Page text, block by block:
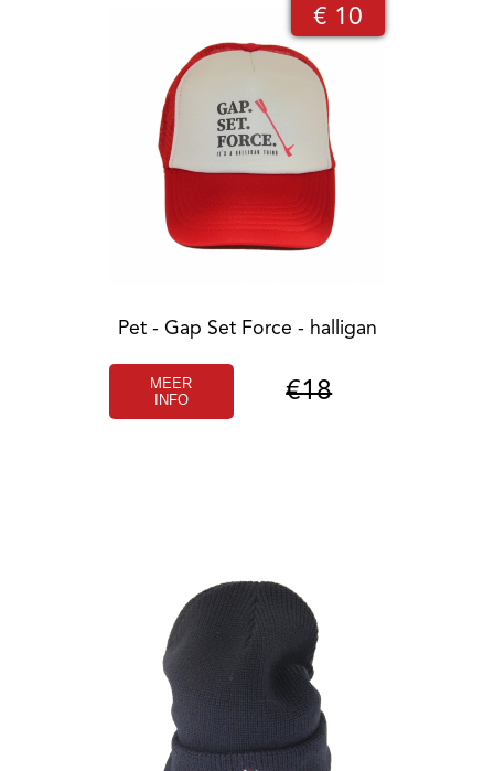
€ 10
Pet - Gap Set Force - halligan
MEER
INFO
€18